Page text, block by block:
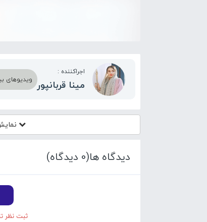
اجراکننده :
مینا قربانپور ویدیوهای
دیدگاه ها(0 دیدگاه)
ثبت نظر